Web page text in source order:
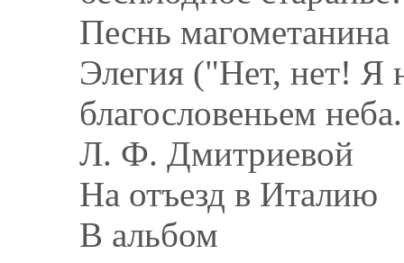
Песнь магометанина
Элегия ("Нет, нет! Я
благословеньем
Л. Ф. Дмитриевой
На отъезд в Италию
В альбом